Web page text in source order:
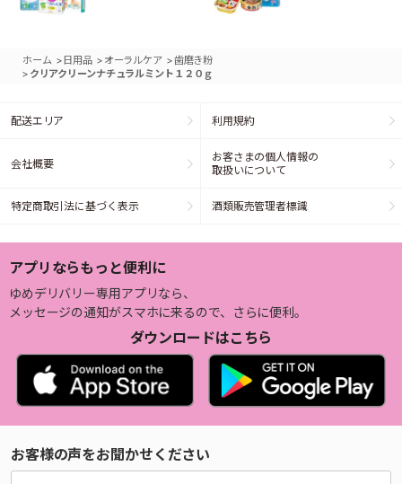
ホーム > 日用品 > オーラルケア >歯磨き粉
> クリアクリーンナチュラルミント１２０ｇ
配送エリア 利用規約
会社概要
お客さまの個人情報の
取扱いについて
特定商取引法に基づく表示 酒類販売管理者標識
アプリならもっと便利に
ゆめデリバリー専用アプリなら、
メッセージの通知がスマホに来るので、さらに便利。
ダウンロードはこちら
お客様の声をお聞かせください